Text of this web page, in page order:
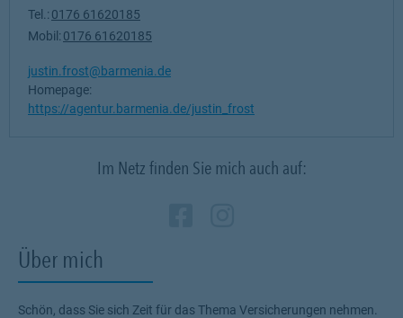
Über mich
Schön, dass Sie sich Zeit für das Thema Versicherungen nehmen.
Tel.: 0176 61620185
Mobil: 0176 61620185
justin.frost@barmenia.de
Homepage:
https://agentur.barmenia.de/justin_frost
Im Netz finden Sie mich auch auf: